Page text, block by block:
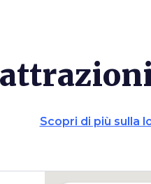
Scopri di più sulla